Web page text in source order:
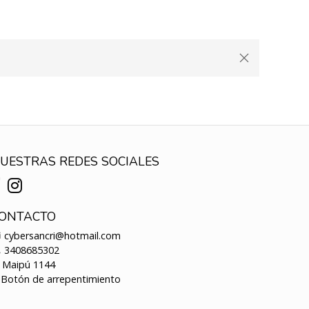
REDES SOCIALES
cybersancri@hotmail.com
3408685302
Maipú 1144
de arrepentimiento